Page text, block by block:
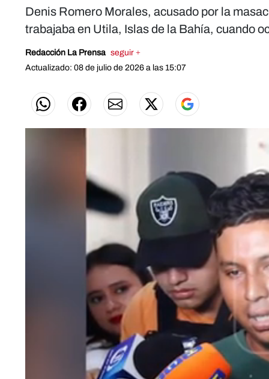
Denis Romero Morales, acusado por la
trabajaba en Utila, Islas de la Bahía, cuando
Redacción La Prensa seguir +
Actualizado: 08 de julio de 2026 a las 15:07